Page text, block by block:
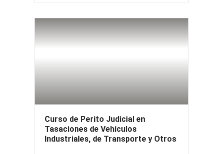
Curso de Perito Judicial en
Tasaciones de Vehículos
Industriales, de Transporte y Otros